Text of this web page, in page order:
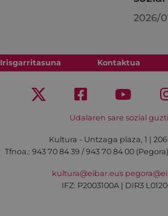
2026/
Irisgarritasuna Kontaktua
Udalaren sare sozial
Kultura - Untzaga plaza, 1 |
Tfnoa.: 943 70 84 39 / 943 70 84 00 (Pegora)
kultura@eibar.eus
IFZ: P2003100A | DIR3